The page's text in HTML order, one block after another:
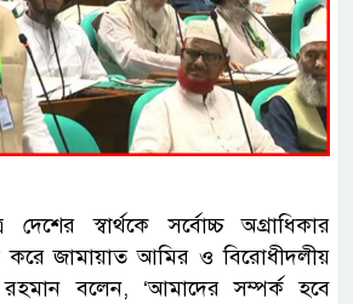
দেশের স্বার্থকে সর্বোচ্চ অগ্রাধিকার
করে জামায়াত আমির ও বিরোধীদলীয়
বলেন, ‘আমাদের সম্পর্ক হবে